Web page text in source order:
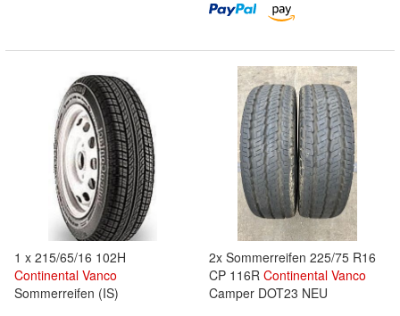
1 x 215/65/16 102H
Continental Vanco
Sommerreifen (IS)
2x Sommerreifen 225/75 R16
CP 116R Continental Vanco
Camper DOT23 NEU